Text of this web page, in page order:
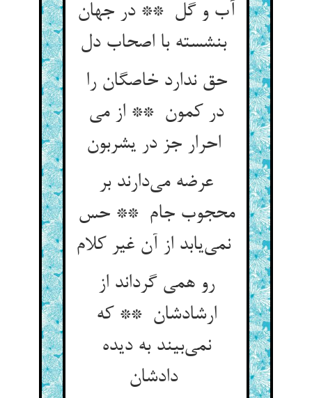
آب و گل ** در جهان
بنشسته با اصحاب دل
حق ندارد خاصگان را
در کمون ** از می
احرار جز در یشربون
عرضه می‌دارند بر
محجوب جام ** حس
نمی‌یابد از آن غیر کلام
رو همی گرداند از
ارشادشان ** که
نمی‌بیند به دیده
دادشان